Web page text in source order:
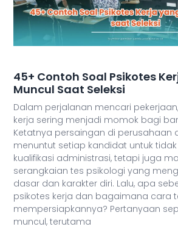
45+ Contoh Soal Psikotes
Muncul Saat Seleksi
Dalam perjalanan mencari
kerja sering menjadi momok bagi
Ketatnya persaingan di perusahaan
menuntut setiap kandidat untuk
kualifikasi administrasi, tetapi juga
serangkaian tes psikologi yang
dasar dan karakter diri. Lalu, apa
psikotes kerja dan bagaimana cara
mempersiapkannya? Pertanyaan
muncul, terutama